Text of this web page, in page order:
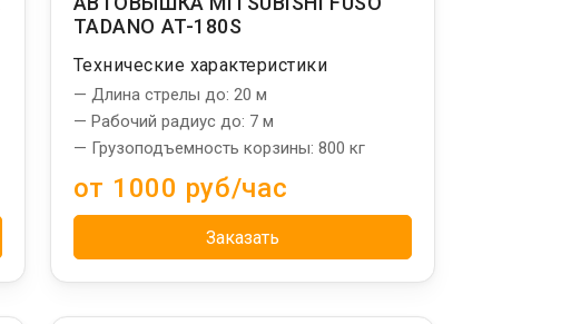
TADANO AT-180S
Технические характеристики
— Длина стрелы до: 20 м
— Рабочий радиус до: 7 м
— Грузоподъемность корзины: 800 кг
от 1000 руб/час
Заказать